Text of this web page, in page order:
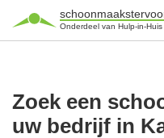
Onderdeel van Hulp-in-Huis
Zoek een
uw bedrijf in